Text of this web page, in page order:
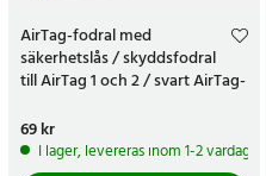
AirTag-fodral med
säkerhetslås / skyddsfodral
till AirTag 1 och 2 / svart AirTag-
Pris:
69 kr
I lager, levereras inom 1-2 vardagar